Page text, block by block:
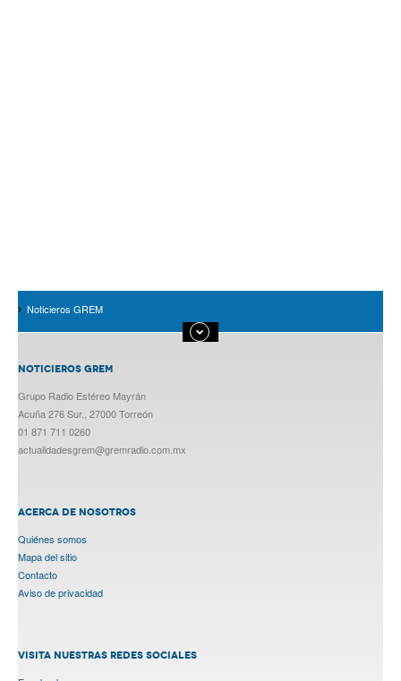
Noticieros GREM
NOTICIEROS GREM
Grupo Radio Estéreo Mayrán
Acuña 276 Sur., 27000 Torreón
01 871 711 0260
actualidadesgrem@gremradio.com.mx
ACERCA DE NOSOTROS
Quiénes somos
Mapa del sitio
Contacto
Aviso de privacidad
VISITA NUESTRAS REDES SOCIALES